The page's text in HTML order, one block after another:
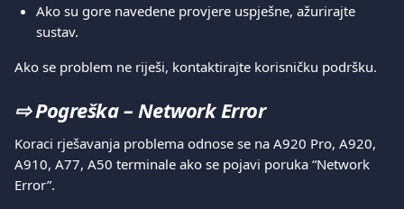
Ako su gore navedene provjere uspješne, ažurirajte
sustav.
Ako se problem ne riješi, kontaktirajte korisničku podršku.
⇨ Pogreška – Network Error
Koraci rješavanja problema odnose se na A920 Pro, A920,
A910, A77, A50 terminale ako se pojavi poruka “Network
Error”.